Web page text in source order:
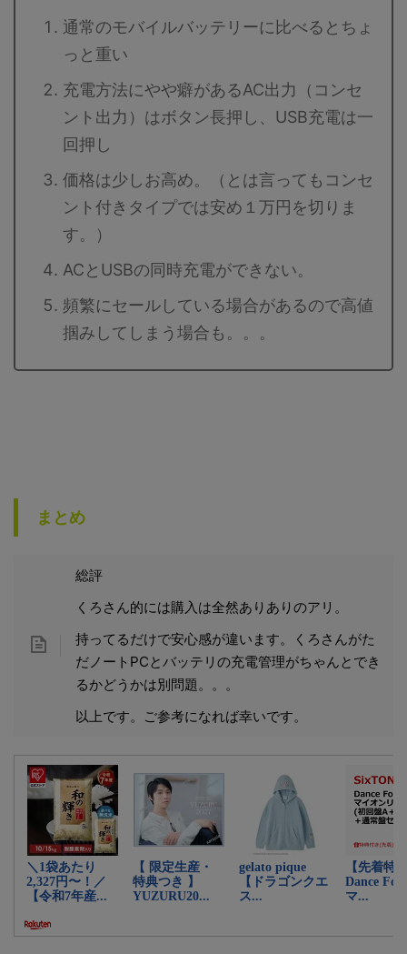
通常のモバイルバッテリーに比べるとちょ
っと重い
充電方法にやや癖があるAC出力（コンセ
ント出力）はボタン長押し、USB充電は一
回押し
価格は少しお高め。（とは言ってもコンセ
ント付きタイプでは安め１万円を切りま
す。）
ACとUSBの同時充電ができない。
頻繁にセールしている場合があるので高値
掴みしてしまう場合も。。。
まとめ
総評
くろさん的には購入は全然ありありのアリ。
持ってるだけで安心感が違います。くろさんがた
だノートPCとバッテリの充電管理がちゃんとでき
るかどうかは別問題。。。
以上です。ご参考になれば幸いです。